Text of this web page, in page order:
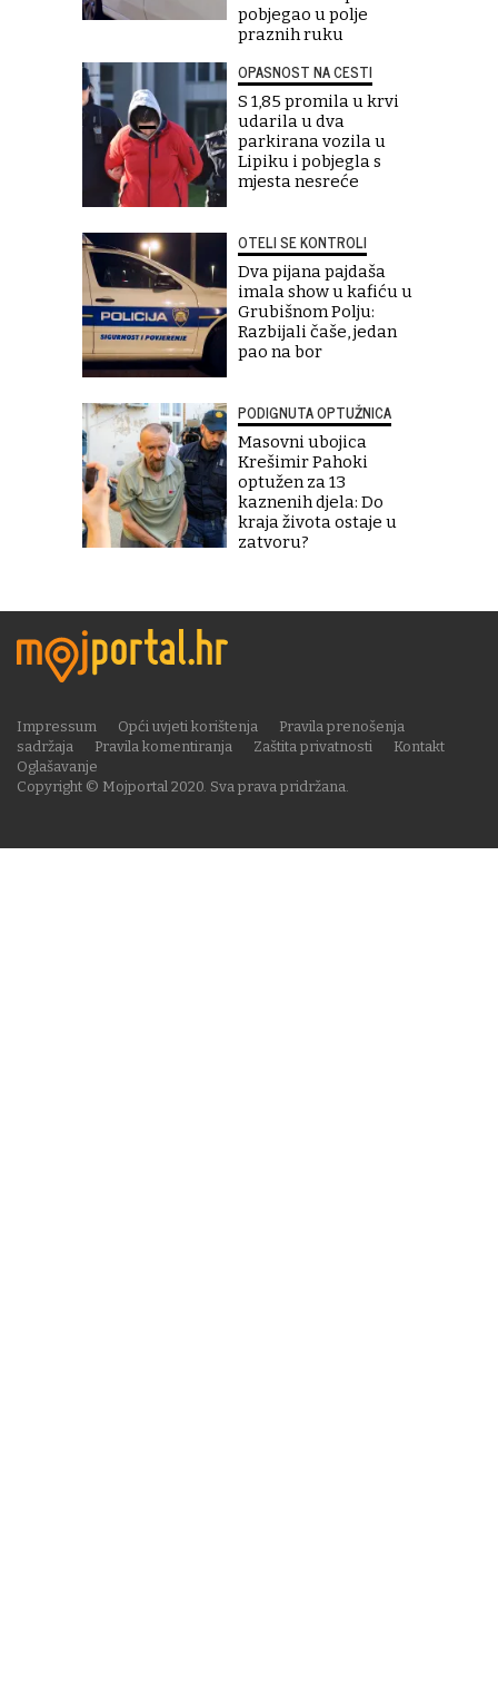
pobjegao u polje
praznih ruku
OPASNOST NA CESTI
S 1,85 promila u krvi
udarila u dva
parkirana vozila u
Lipiku i pobjegla s
mjesta nesreće
OTELI SE KONTROLI
Dva pijana pajdaša
imala show u kafiću u
Grubišnom Polju:
Razbijali čaše, jedan
pao na bor
PODIGNUTA OPTUŽNICA
Masovni ubojica
Krešimir Pahoki
optužen za 13
kaznenih djela: Do
kraja života ostaje u
zatvoru?
Copyright © Mojportal 2020. Sva prava pridržana.
Impressum Opći uvjeti korištenja
Pravila prenošenja
sadržaja
Pravila komentiranja Zaštita privatnosti
Kontakt
Oglašavanje